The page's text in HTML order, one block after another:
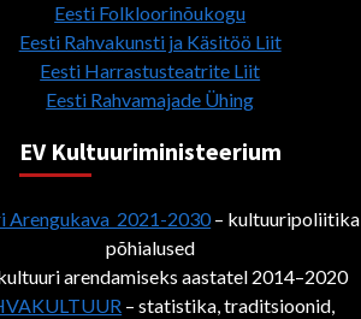
Eesti Folkloorinõukogu
Eesti Rahvakunsti ja Käsitöö Liit
Eesti Harrastusteatrite Liit
Eesti Rahvamajade Ühing
EV Kultuuriministeerium
Arengukava 2021-2030– kultuuripoliitika
põhialused
arendamiseks aastatel 2014–2020
– statistika, traditsioonid,